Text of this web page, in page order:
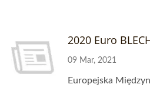
2020 Euro
09 Mar, 2021
Europejska